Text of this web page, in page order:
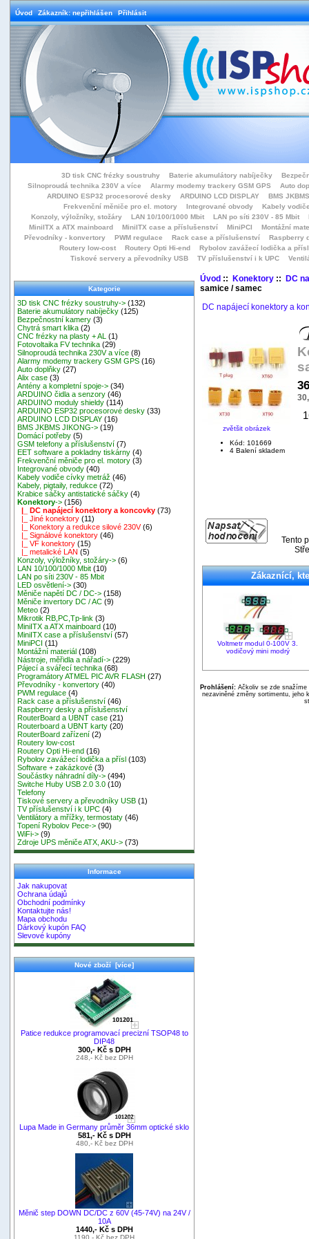
Úvod Zákazník: nepřihlášen Přihlásit
3D tisk CNC frézky soustruhy Baterie akumulátory nabíječky
Silnoproudá technika 230V a více
Alarmy modemy trackery GSM GPS
Auto
ARDUINO ESP32 procesorové desky
ARDUINO LCD DISPLAY
BMS
Frekvenční měniče pro el. motory
Integrované obvody
Kabely
Konzoly, výložníky, stožáry
LAN 10/100/1000 Mbit LAN po síti 230V - 85 Mbit
MiniITX a ATX mainboard
MiniITX case a příslušenství MiniPCI
Montážní
Převodníky - konvertory
PWM regulace Rack case a příslušenství
Raspberry
Routery low-cost
Routery Opti Hi-end
Rybolov zavážecí lodička a přísl
Tiskové servery a převodníky USB
TV příslušenství i k UPC
Kategorie
3D tisk CNC frézky soustruhy-> (132)
Baterie akumulátory nabíječky (125)
Bezpečnostní kamery (3)
Chytrá smart klika (2)
CNC frézky na plasty + AL
(1)
Fotovoltaika FV technika (29)
Silnoproudá technika 230V a více (8)
Alarmy modemy trackery GSM GPS (16)
Auto doplňky (27)
Alix case (3)
Antény a kompletní spoje-> (34)
ARDUINO čidla a senzory (46)
ARDUINO moduly shieldy (114)
ARDUINO ESP32 procesorové desky (33)
ARDUINO LCD DISPLAY (16)
BMS JKBMS JIKONG-> (19)
Domácí potřeby (5)
GSM telefony a příslušenství (7)
EET software a pokladny tiskárny (4)
Frekvenční měniče pro el. motory (3)
Integrované obvody (40)
Kabely vodiče cívky metráž (46)
Kabely, pigtaily, redukce (72)
Krabice sáčky antistatické sáčky (4)
Konektory-> (156)
|_ DC napájecí konektory a koncovky (73)
|_ Jiné konektory (11)
|_ Konektory a redukce silové 230V(6)
|_ Signálové konektory (46)
|_ VF konektory (15)
|_ metalické LAN (5)
Konzoly, výložníky, stožáry-> (6)
LAN 10/100/1000 Mbit (10)
LAN po síti 230V - 85 Mbit
LED osvětlení-> (30)
Měniče napětí DC / DC-> (158)
Měniče invertory DC / AC (9)
Meteo (2)
Mikrotik RB,PC,Tp-link (3)
MiniITX a ATX mainboard (10)
MiniITX case a příslušenství (57)
MiniPCI (11)
Montážní materiál (108)
Nástroje, měřidla a nářadí-> (229)
Pájecí a svářecí technika (68)
Programátory ATMEL PIC AVR FLASH (27)
Převodníky - konvertory (40)
PWM regulace (4)
Rack case a příslušenství (46)
Raspberry desky a příslušenství
RouterBoard a UBNT case (21)
Routerboard a UBNT karty (20)
RouterBoard zařízení (2)
Routery low-cost
Routery Opti Hi-end (16)
Rybolov zavážecí lodička a přísl (103)
Software + zakázkové (3)
Součástky náhradní díly-> (494)
Switche Huby USB 2.0 3.0 (10)
Telefony
Tiskové servery a převodníky USB (1)
TV příslušenství i k UPC (4)
Ventilátory a mřížky, termostaty (46)
Topení Rybolov Pece-> (90)
WiFi-> (9)
Zdroje UPS měniče ATX, AKU-> (73)
Informace
Jak nakupovat
Ochrana údajů
Obchodní podmínky
Kontaktujte nás!
Mapa obchodu
Dárkový kupón FAQ
Slevové kupóny
Nové zboží [více]
Patice redukce programovací precizní TSOP48 to
DIP48
300,- Kč s DPH
248,- Kč bez DPH
Lupa Made in Germany průměr 36mm optické sklo
581,- Kč s DPH
480,- Kč bez DPH
Měnič step DOWN DC/DC z 60V (45-74V) na 24V /
10A
1440,- Kč s DPH
1190,- Kč bez DPH
Úvod:: Konektory:: DC
samice / samec
DC napájecí konektory a
zvětšit obrázek
Kód: 101669
4 Balení skladem
Tento
Zákaznící,
Voltmetr modul 0-100V 3.
vodičový mini modrý
Prohlášení:Ačkoliv se zde snažíme
nezaviněné změny sortimentu, jeho